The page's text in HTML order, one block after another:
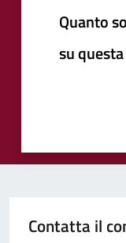
Quanto
su
Contatta il